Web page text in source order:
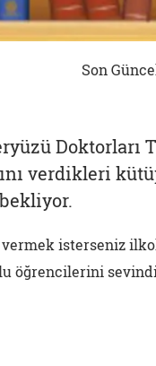
Son
Doktorları
verdikleri
isterseniz
öğrencilerini